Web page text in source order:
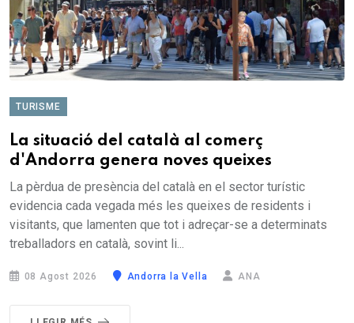
TURISME
La situació del català al comerç
d'Andorra genera noves queixes
La pèrdua de presència del català en el sector turístic
evidencia cada vegada més les queixes de residents i
visitants, que lamenten que tot i adreçar-se a determinats
treballadors en català, sovint li...
08 Agost 2026 Andorra la Vella ANA